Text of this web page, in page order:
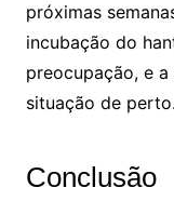
próximas
incubação do
preocupação, e
situação de perto.
Conclusão